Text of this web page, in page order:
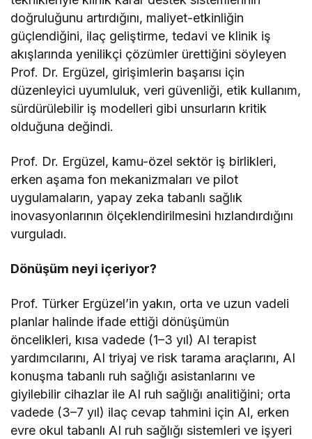
doğruluğunu artırdığını, maliyet-etkinliğin
güçlendiğini, ilaç geliştirme, tedavi ve klinik iş
akışlarında yenilikçi çözümler ürettiğini söyleyen
Prof. Dr. Ergüzel, girişimlerin başarısı için
düzenleyici uyumluluk, veri güvenliği, etik kullanım,
sürdürülebilir iş modelleri gibi unsurların kritik
olduğuna değindi.
Prof. Dr. Ergüzel, kamu-özel sektör iş birlikleri,
erken aşama fon mekanizmaları ve pilot
uygulamaların, yapay zeka tabanlı sağlık
inovasyonlarının ölçeklendirilmesini hızlandırdığını
vurguladı.
Dönüşüm neyi içeriyor?
Prof. Türker Ergüzel’in yakın, orta ve uzun vadeli
planlar halinde ifade ettiği dönüşümün
öncelikleri, kısa vadede (1–3 yıl) AI terapist
yardımcılarını, AI triyaj ve risk tarama araçlarını, AI
konuşma tabanlı ruh sağlığı asistanlarını ve
giyilebilir cihazlar ile AI ruh sağlığı analitiğini; orta
vadede (3–7 yıl) ilaç cevap tahmini için AI, erken
evre okul tabanlı AI ruh sağlığı sistemleri ve işyeri